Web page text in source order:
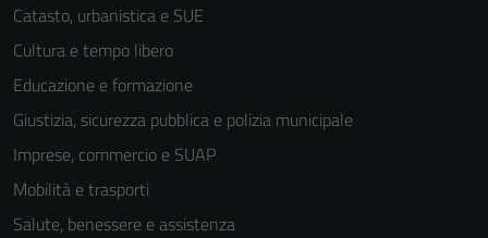
Catasto, urbanistica e SUE
Cultura e tempo libero
Educazione e formazione
Giustizia, sicurezza pubblica e polizia municipale
Imprese, commercio e SUAP
Mobilità e trasporti
Salute, benessere e assistenza